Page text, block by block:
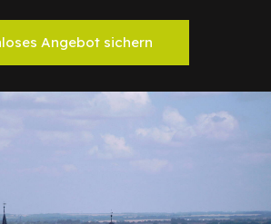
Angebot sichern